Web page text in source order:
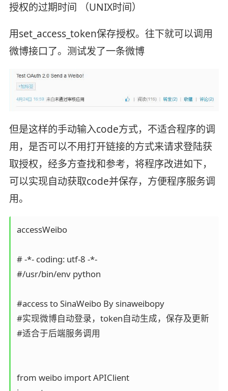
授权的过期时间 （UNIX时间）
用set_access_token保存授权。往下就可以调用
微博接口了。测试发了一条微博
但是这样的手动输入code方式，不适合程序的调
用，是否可以不用打开链接的方式来请求登陆获
取授权，经多方查找和参考，将程序改进如下，
可以实现自动获取code并保存，方便程序服务调
用。
accessWeibo
# -*- coding: utf-8 -*-
#/usr/bin/env python
#access to SinaWeibo By sinaweibopy
#实现微博自动登录，token自动生成，保存及更新
#适合于后端服务调用
from weibo import APIClient